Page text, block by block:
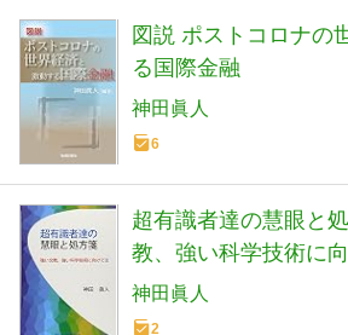
図説 ポストコロナの
る国際金融
神田眞人
6
超有識者達の慧眼と
教、強い科学技術に向
神田眞人
2